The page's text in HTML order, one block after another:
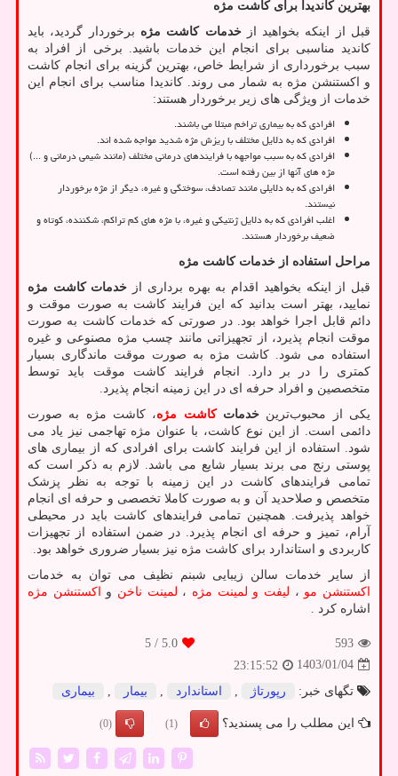
بهترین کاندیدا برای کاشت مژه
قبل از اینکه بخواهید ازخدمات کاشت مژه برخوردار گردید، باید
کاندید مناسبی برای انجام این خدمات باشید. برخی از افراد به
سبب برخورداری از شرایط خاص، بهترین گزینه برای انجام کاشت
و اکستنشن مژه به شمار می‌ روند. کاندیدا مناسب برای انجام این
خدمات از ویژگی‌ های زیر برخوردار هستند:
افرادی که به بیماری تراخم مبتلا می باشند.
افرادی که به دلایل مختلف با ریزش مژه شدید مواجه شده ‌اند.
افرادی که به سبب مواجهه با فرایندهای درمانی مختلف (مانند شیمی درمانی و ...)
مژه‌ های آنها از بین رفته است.
افرادی که به دلایلی مانند تصادف، سوختگی و غیره، دیگر از مژه برخوردار
نیستند.
اغلب افرادی که به دلایل ژنتیکی و غیره، با مژه‌ های کم تراکم، شکننده، کوتاه و
ضعیف برخوردار هستند.
مراحل استفاده از خدمات کاشت مژه
قبل از اینکه بخواهید اقدام به بهره ‌برداری از خدمات کاشت مژه
نمایید، بهتر است بدانید که این فرایند کاشت به صورت موقت و
دائم قابل اجرا خواهد بود. در صورتی که خدمات کاشت به صورت
موقت انجام پذیرد، از تجهیزاتی مانند چسب مژه مصنوعی و غیره
استفاده می شود. کاشت مژه به صورت موقت ماندگاری بسیار
کمتری را در بر دارد. انجام فرایند کاشت موقت باید توسط
متخصصین و افراد حرفه ‌ای در این زمینه انجام پذیرد.
یکی از محبوب‌ترین خدماتکاشت مژه، کاشت مژه به صورت
دائمی است. از این نوع کاشت، با عنوان مژه تهاجمی نیز یاد می
‌شود. استفاده از این فرایند کاشت برای افرادی که از بیماری ‌های
پوستی رنج می‌ برند بسیار شایع می باشد. لازم به ذکر است که
تمامی فرایندهای کاشت در این زمینه با توجه به نظر پزشک
متخصص و صلاحدید آن و به صورت کاملا تخصصی و حرفه ‌ای انجام
خواهد پذیرفت. همچنین تمامی فرایندهای کاشت باید در محیطی
آرام، تمیز و حرفه ‌ای انجام پذیرد. در ضمن استفاده از تجهیزات
کاربردی و استاندارد برای کاشت مژه نیز بسیار ضروری خواهد بود.
از سایر خدمات سالن زیبایی شبنم نظیف می توان به خدمات
اکستنشن مو ، لیفت و لمینت مژه ، لمینت ناخن و اکستنشن مژه
اشاره کرد .
593
5.0
/ 5
1403/01/04
23:15:52
تگهای خبر:
رپورتاژ استاندارد بیمار بیماری
این مطلب را می پسندید؟ (1)
(0)